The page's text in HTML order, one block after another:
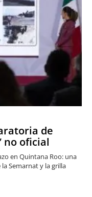
de
no oficial
en Quintana Roo: una
Semarnat y la grilla